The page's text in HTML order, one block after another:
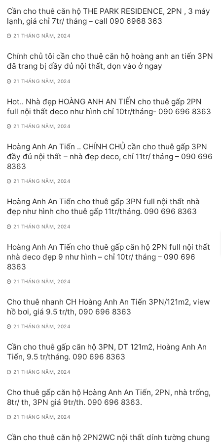
Cần cho thuê căn hộ THE PARK RESIDENCE, 2PN , 3 máy
lạnh, giá chỉ 7tr/ tháng – call 090 6968 363
21 THÁNG NĂM, 2024
Chính chủ tôi cần cho thuê căn hộ hoàng anh an tiến 3PN
đã trang bị đầy đủ nội thất, dọn vào ở ngay
21 THÁNG NĂM, 2024
Hot.. Nhà đẹp HOÀNG ANH AN TIẾN cho thuê gấp 2PN
full nội thất deco như hình chỉ 10tr/tháng- 090 696 8363
21 THÁNG NĂM, 2024
Hoàng Anh An Tiến .. CHÍNH CHỦ cần cho thuê gấp 3PN
đầy đủ nội thất – nhà đẹp deco, chỉ 11tr/ tháng – 090 696
8363
21 THÁNG NĂM, 2024
Hoàng Anh An Tiến cho thuê gấp 3PN full nội thất nhà
đẹp như hình cho thuê gấp 11tr/tháng. 090 696 8363
21 THÁNG NĂM, 2024
Hoàng Anh An Tiến cho thuê gấp căn hộ 2PN full nội thất
nhà deco đẹp 9 như hình – chỉ 10tr/ tháng – 090 696
8363
21 THÁNG NĂM, 2024
Cho thuê nhanh CH Hoàng Anh An Tiến 3PN/121m2, view
hồ bơi, giá 9.5 tr/th, 090 696 8363
21 THÁNG NĂM, 2024
Cần cho thuê gấp căn hộ 3PN, DT 121m2, Hoàng Anh An
Tiến, 9.5 tr/tháng. 090 696 8363
21 THÁNG NĂM, 2024
Cho thuê gấp căn hộ Hoàng Anh An Tiến, 2PN, nhà trống,
8tr/ th, 3PN giá 9tr/th. 090 696 8363.
21 THÁNG NĂM, 2024
Cần cho thuê căn hộ 2PN2WC nội thất dính tường chung